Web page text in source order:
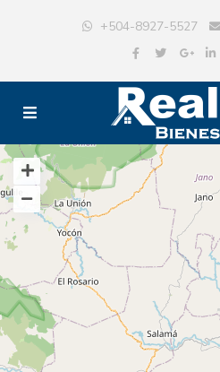
+504-8927-5527